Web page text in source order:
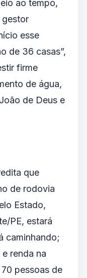
ao tempo,
gestor
esse
de 36 casas”,
firme
de água,
de Deus e
que
de rodovia
Estado,
PE, estará
caminhando;
renda na
pessoas de